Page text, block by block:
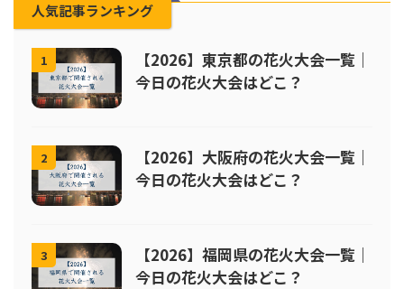
人気記事ランキング
1
【2026】東京都の花火大会一覧｜
今日の花火大会はどこ？
2
【2026】大阪府の花火大会一覧｜
今日の花火大会はどこ？
3
【2026】福岡県の花火大会一覧｜
今日の花火大会はどこ？